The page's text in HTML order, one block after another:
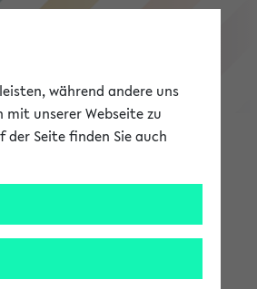
eKVV
während andere uns
mit unserer Webseite zu
Seite finden Sie auch